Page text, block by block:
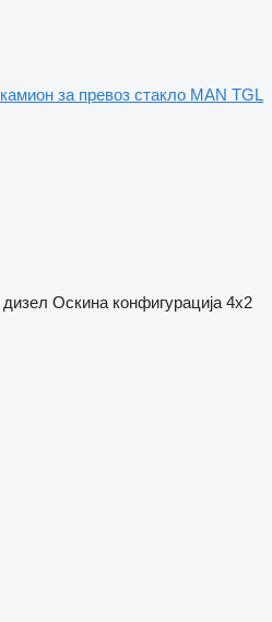
камион за превоз стакло MAN TGL
дизел Оскина конфигурација 4x2